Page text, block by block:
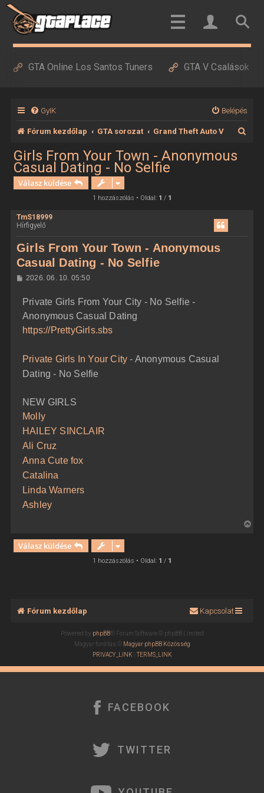
GTA Online Los Santos Tuners GTA V Csalások
GyIK Belépés
Fórum kezdőlap GTA sorozat Grand Theft Auto V
Girls From Your Town - Anonymous
Casual Dating - No Selfie
Válasz küldése
1 hozzászólás • Oldal: 1 / 1
TmS18999
Hírfigyelő
Girls From Your Town - Anonymous
Casual Dating - No Selfie
H
z
á
s
z
ó
s
2026. 06. 10. 05:50
Private Girls From Your City - No Selfie -
Anonymous Casual Dating
https://PrettyGirls.sbs
Private Girls In Your City - Anonymous Casual
Dating - No Selfie
NEW GIRLS
Molly
HAILEY SINCLAIR
Ali Cruz
Anna Cute fox
Catalina
Linda Warners
Ashley
é
Válasz küldése
1 hozzászólás • Oldal: 1 / 1
Fórum kezdőlap Kapcsolat
Powered by phpBB® Forum Software © phpBB Limited
Magyar fordítás © Magyar phpBB Közösség
PRIVACY_LINK |TERMS_LINK
FACEBOOK
TWITTER